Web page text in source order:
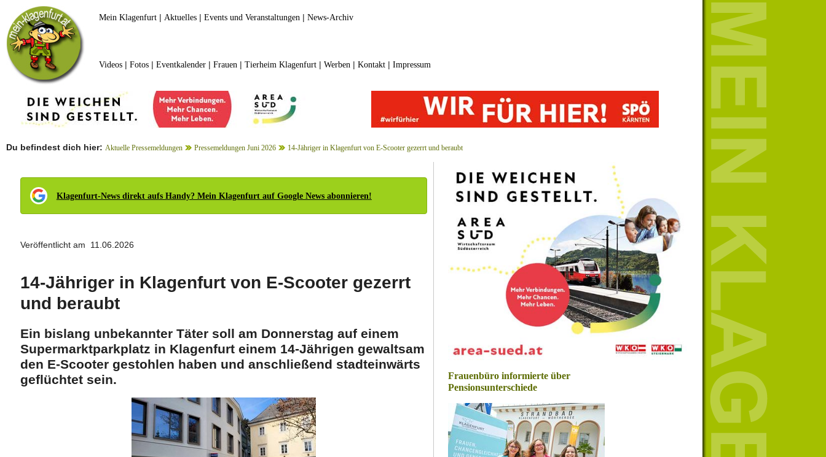
Mein Klagenfurt| Aktuelles| Events und Veranstaltungen | News-Archiv
Videos| Fotos| Eventkalender| Frauen | Tierheim Klagenfurt| Werben | Kontakt| Impressum
Du befindest dich hier: Aktuelle Pressemeldungen Pressemeldungen Juni 2026 14-Jähriger in Klagenfurt von E-Scooter gezerrt und beraubt
Klagenfurt-News direkt aufs Handy? Mein Klagenfurt auf Google News abonnieren!
Veröffentlicht am 11.06.2026
14-Jähriger in Klagenfurt von E-Scooter gezerrt
und beraubt
Ein bislang unbekannter Täter soll am Donnerstag auf einem
Supermarktparkplatz in Klagenfurt einem 14-Jährigen gewaltsam
den E-Scooter gestohlen haben und anschließend stadteinwärts
geflüchtet sein.
Frauenbüro informierte über
Pensionsunterschiede